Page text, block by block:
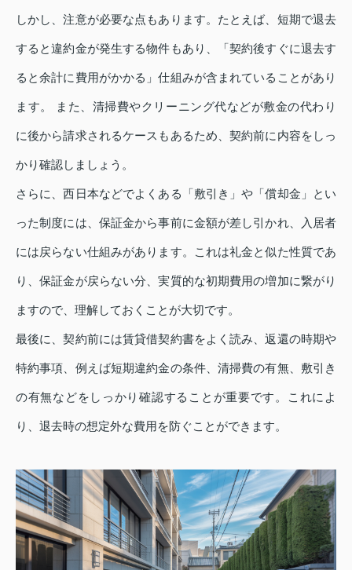
しかし、注意が必要な点もあります。たとえば、短期で退去
すると違約金が発生する物件もあり、「契約後すぐに退去す
ると余計に費用がかかる」仕組みが含まれていることがあり
ます。 また、清掃費やクリーニング代などが敷金の代わり
に後から請求されるケースもあるため、契約前に内容をしっ
かり確認しましょう。
さらに、西日本などでよくある「敷引き」や「償却金」とい
った制度には、保証金から事前に金額が差し引かれ、入居者
には戻らない仕組みがあります。これは礼金と似た性質であ
り、保証金が戻らない分、実質的な初期費用の増加に繋がり
ますので、理解しておくことが大切です。
最後に、契約前には賃貸借契約書をよく読み、返還の時期や
特約事項、例えば短期違約金の条件、清掃費の有無、敷引き
の有無などをしっかり確認することが重要です。これによ
り、退去時の想定外な費用を防ぐことができます。